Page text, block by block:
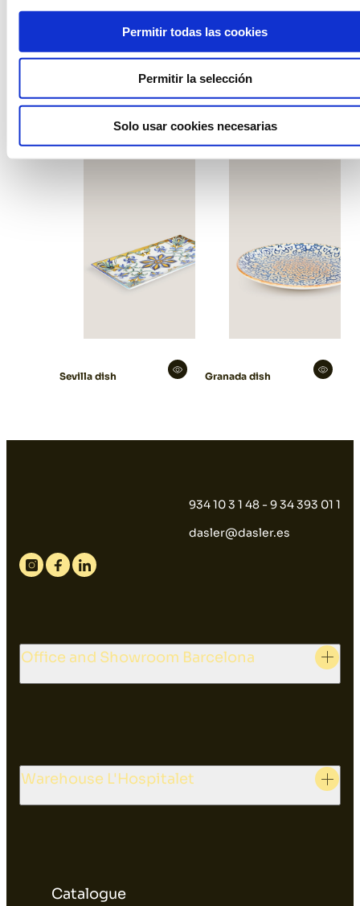
Permitir todas las cookies
Permitir la selección
Solo usar cookies necesarias
Olot dish Coconut plate
Sevilla dish Granada dish
934 10 3 1 48 - 9 34 393 01 1
dasler@dasler.es
Instagram
FacebookLinkedin
Catalogue
Office and Showroom Barcelona
Warehouse L'Hospitalet